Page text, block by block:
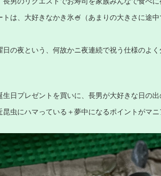
は、大好きなかき氷🍧（あまりの大きさに途
日の夜という、何故かニ夜連続で祝う仕様のよ
生日プレゼントを買いに、長男が大好きな日の
虫にハマっている＋夢中になるポイントがマ